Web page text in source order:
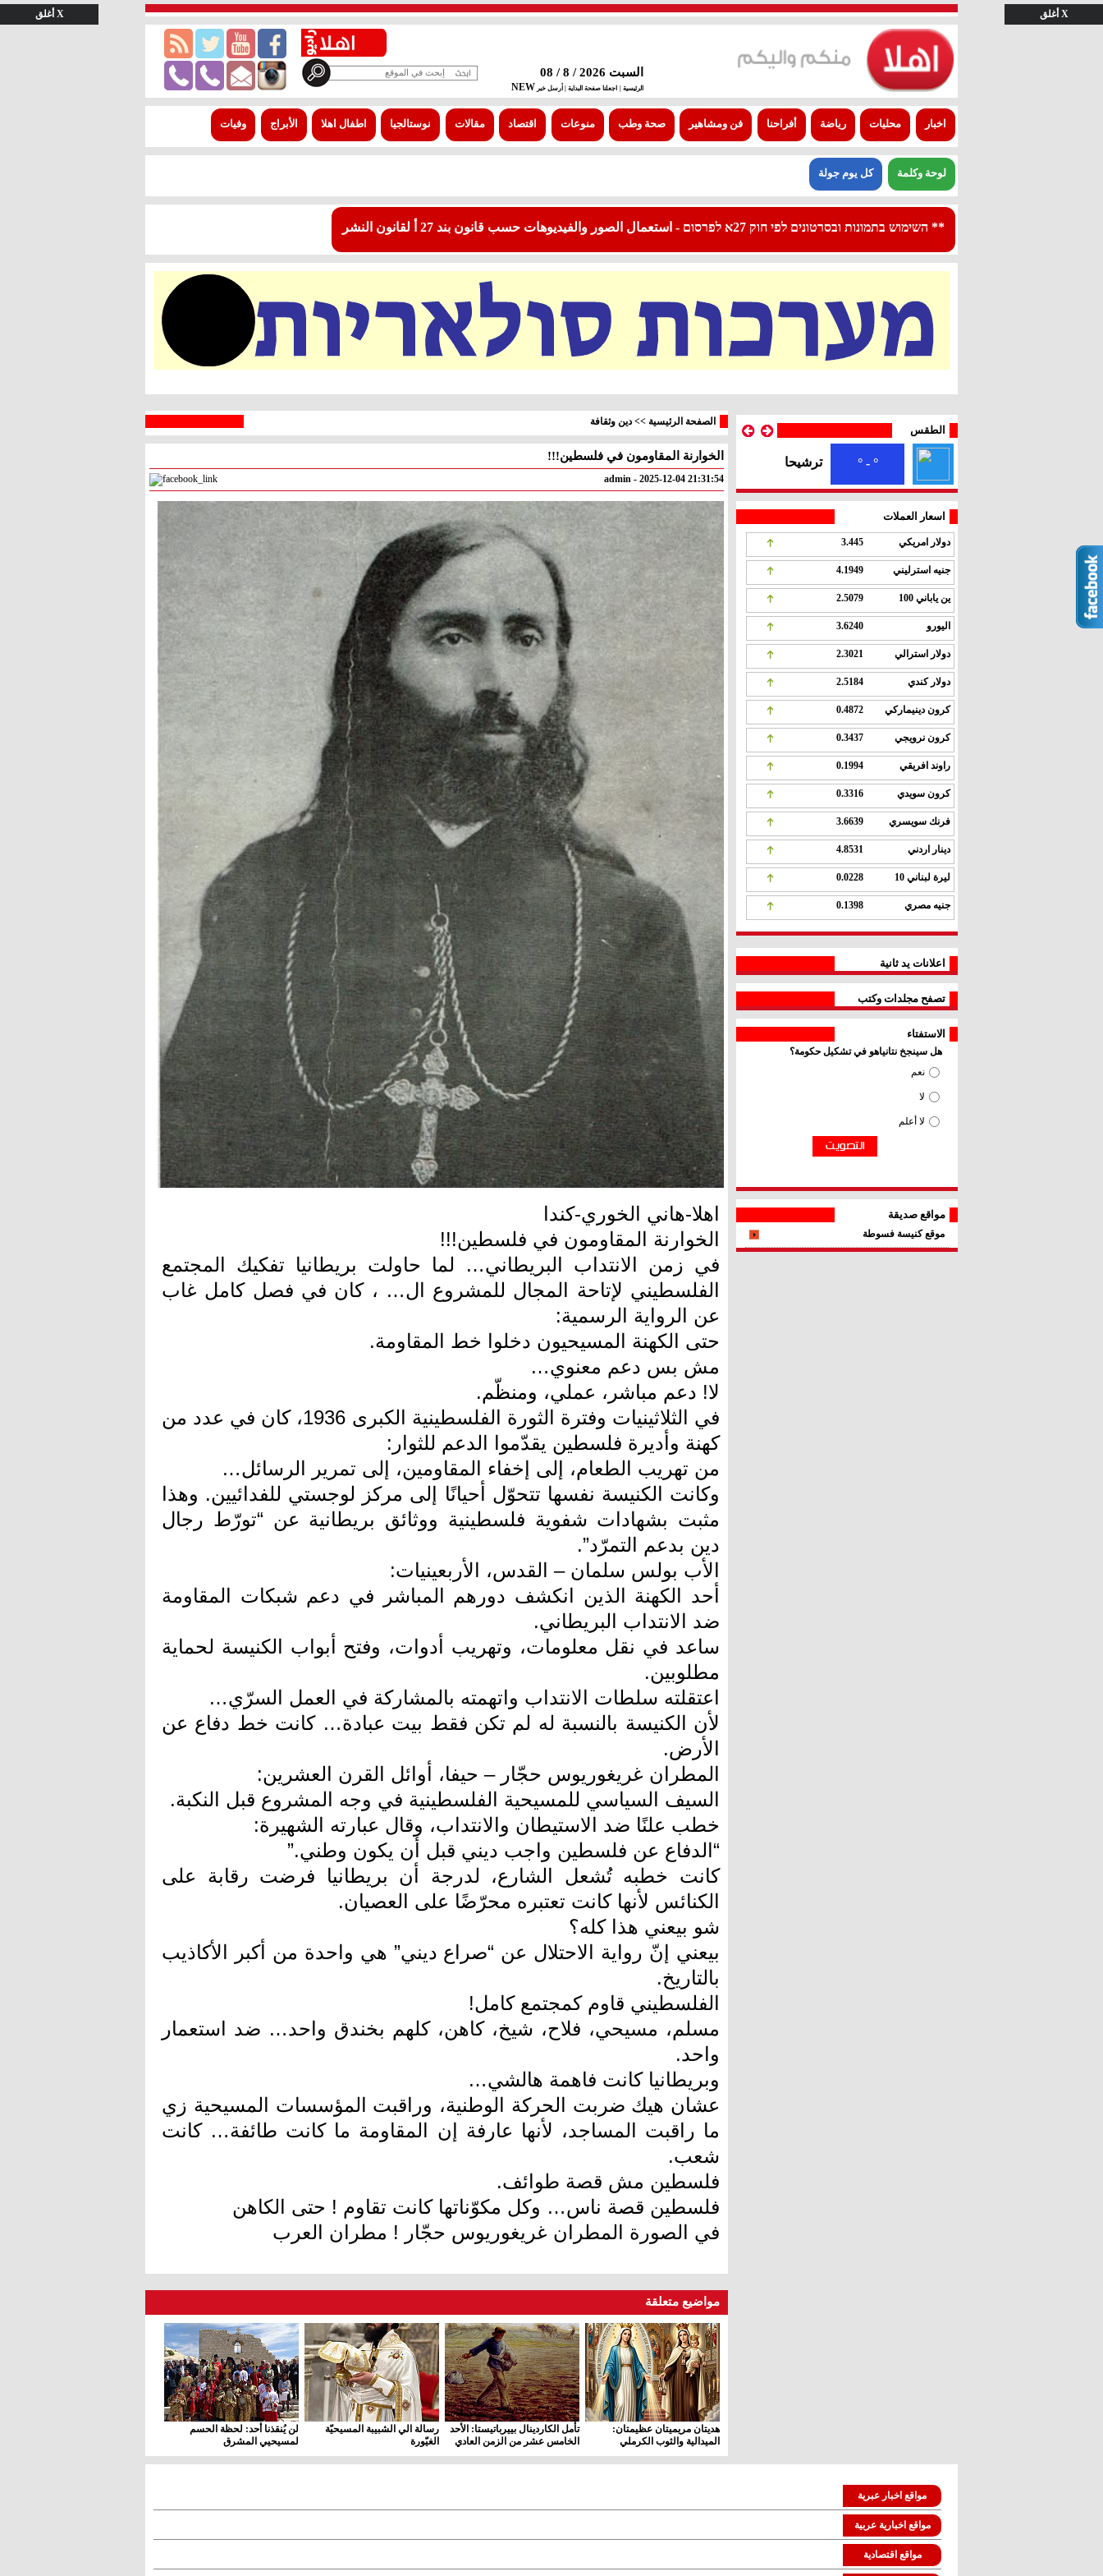
X أغلق X أغلق
السبت 2026 / 8 / 08
الرئيسية | اجعلنا صفحة البداية | أرسل خبر NEW
اخبار محليات رياضة أفراحنا فن ومشاهير صحة وطب منوعات اقتصاد مقالات نوستالجيا اطفال اهلا الأبراج وفيات
لوحة وكلمة كل يوم جولة
** השימוש בתמונות ובסרטונים לפי חוק 27א לפרסום - استعمال الصور والفيديوهات حسب قانون بند 27 أ لقانون النشر
الطقس
° - ° ترشيحا ° - ° معليا
اسعار العملات
دولار امريكي 3.445
جنيه استرليني 4.1949
ين ياباني 100 2.5079
اليورو 3.6240
دولار استرالي 2.3021
دولار كندي 2.5184
كرون دينيماركي 0.4872
كرون نرويجي 0.3437
راوند افريقي 0.1994
كرون سويدي 0.3316
فرنك سويسري 3.6639
دينار اردني 4.8531
ليرة لبناني 10 0.0228
جنيه مصري 0.1398
اعلانات يد ثانية
تصفح مجلدات وكتب
الاستفتاء
مواقع صديقة
موقع كنيسة فسوطة
الصفحة الرئيسية >>دين وثقافة
الخوارنة المقاومون في فلسطين!!!
admin - 2025-12-04 21:31:54
اهلا-هاني الخوري-كندا
الخوارنة المقاومون في فلسطين!!!
في زمن الانتداب البريطاني… لما حاولت بريطانيا تفكيك المجتمع
الفلسطيني لإتاحة المجال للمشروع ال… ، كان في فصل كامل غاب
عن الرواية الرسمية:
حتى الكهنة المسيحيون دخلوا خط المقاومة.
مش بس دعم معنوي…
لا! دعم مباشر، عملي، ومنظّم.
في الثلاثينيات وفترة الثورة الفلسطينية الكبرى 1936، كان في عدد من
كهنة وأديرة فلسطين يقدّموا الدعم للثوار:
من تهريب الطعام، إلى إخفاء المقاومين، إلى تمرير الرسائل…
وكانت الكنيسة نفسها تتحوّل أحيانًا إلى مركز لوجستي للفدائيين. وهذا
مثبت بشهادات شفوية فلسطينية ووثائق بريطانية عن “تورّط رجال
دين بدعم التمرّد”.
الأب بولس سلمان – القدس، الأربعينيات:
أحد الكهنة الذين انكشف دورهم المباشر في دعم شبكات المقاومة
ضد الانتداب البريطاني.
ساعد في نقل معلومات، وتهريب أدوات، وفتح أبواب الكنيسة لحماية
مطلوبين.
اعتقلته سلطات الانتداب واتهمته بالمشاركة في العمل السرّي…
لأن الكنيسة بالنسبة له لم تكن فقط بيت عبادة… كانت خط دفاع عن
الأرض.
المطران غريغوريوس حجّار – حيفا، أوائل القرن العشرين:
السيف السياسي للمسيحية الفلسطينية في وجه المشروع قبل النكبة.
خطب علنًا ضد الاستيطان والانتداب، وقال عبارته الشهيرة:
“الدفاع عن فلسطين واجب ديني قبل أن يكون وطني.”
كانت خطبه تُشعل الشارع، لدرجة أن بريطانيا فرضت رقابة على
الكنائس لأنها كانت تعتبره محرّضًا على العصيان.
شو بيعني هذا كله؟
بيعني إنّ رواية الاحتلال عن “صراع ديني” هي واحدة من أكبر الأكاذيب
بالتاريخ.
الفلسطيني قاوم كمجتمع كامل!
مسلم، مسيحي، فلاح، شيخ، كاهن، كلهم بخندق واحد… ضد استعمار
واحد.
وبريطانيا كانت فاهمة هالشي…
عشان هيك ضربت الحركة الوطنية، وراقبت المؤسسات المسيحية زي
ما راقبت المساجد، لأنها عارفة إن المقاومة ما كانت طائفة… كانت
شعب.
فلسطين مش قصة طوائف.
فلسطين قصة ناس… وكل مكوّناتها كانت تقاوم ! حتى الكاهن
في الصورة المطران غريغوريوس حجّار ! مطران العرب
مواضيع متعلقة
هديتان مريميتان عظيمتان:
الميدالية والثوب الكرملي
تأمل الكاردينال بييرباتيستا: الأحد
الخامس عشر من الزمن العادي
رسالة الي الشبيبة المسيحيّة
الغيّورة
لن يُنقذنا أحد: لحظة الحسم
لمسيحيي المشرق
مواقع اخبار عبرية
مواقع اخبارية عربية
مواقع اقتصادية